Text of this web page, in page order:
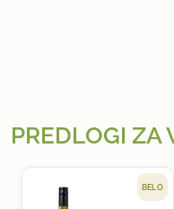
PREDLOGI ZA
BELO